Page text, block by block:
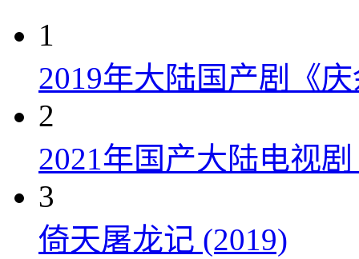
1
2019年大陆国产剧《
2
2021年国产大陆电视
3
倚天屠龙记 (2019)